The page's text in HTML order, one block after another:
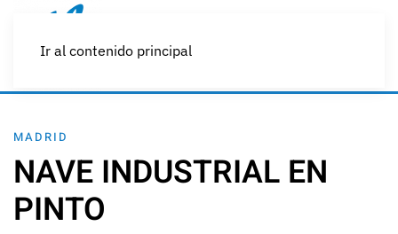
Ir al contenido principal
MADRID
NAVE INDUSTRIAL EN
PINTO